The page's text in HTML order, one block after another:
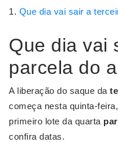
Que dia vai sair a
Que dia vai
parcela do
A liberação do saque da
começa nesta quinta-
primeiro lote da quarta
confira datas.